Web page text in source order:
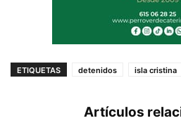
ETIQUETAS detenidos isla cristina
Artículos